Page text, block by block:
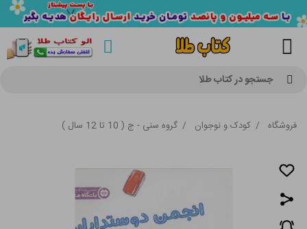
جستجو در کتاب طلا
فروشگاه / کودک و نوجوان / گروه سنی - ج ( 10 تا 12 سال )